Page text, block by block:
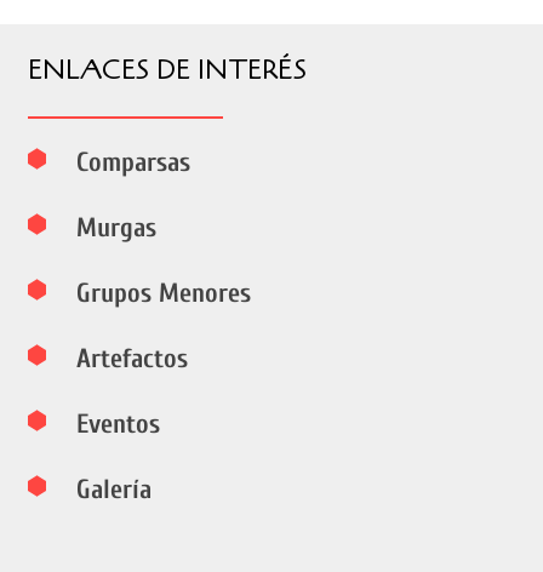
ENLACES DE INTERÉS
Comparsas
Murgas
Grupos Menores
Artefactos
Eventos
Galería